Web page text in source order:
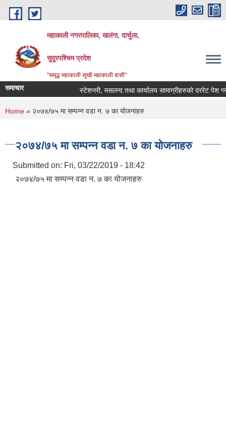
Skip to main content
महाकाली नगरपालिका, खलंगा, दार्चुला,
सुदूरपश्चिम प्रदेश
"समृद्ध महाकाली सुखी महाकाली बासी"
समाचार स्टेशनरी, मसलन्द तथा कार्यालय सामाग्रीहरुको दररेट पेश गर्ने
You are here
Home » २०७४/७५ मा सम्पन्न वडा न. ७ का योजनाहरु
२०७४/७५ मा सम्पन्न वडा न. ७ का योजनाहरु
Submitted on: Fri, 03/22/2019 - 18:42
२०७४/७५ मा सम्पन्न वडा न. ७ का योजनाहरु